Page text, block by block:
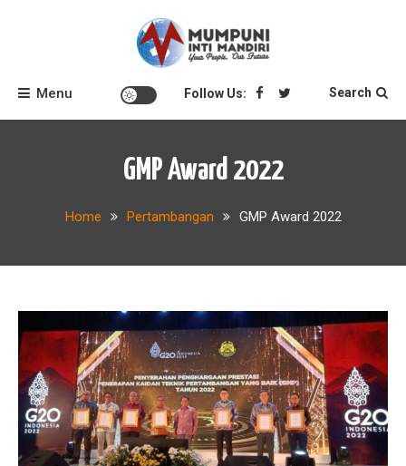
Blog Mumpuni
Menu
Follow Us: Search
GMP Award 2022
Home Pertambangan GMP Award 2022